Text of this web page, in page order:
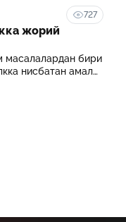
контракт
тартибидир
727
жорий
масалалардан бири
нисбатан амал